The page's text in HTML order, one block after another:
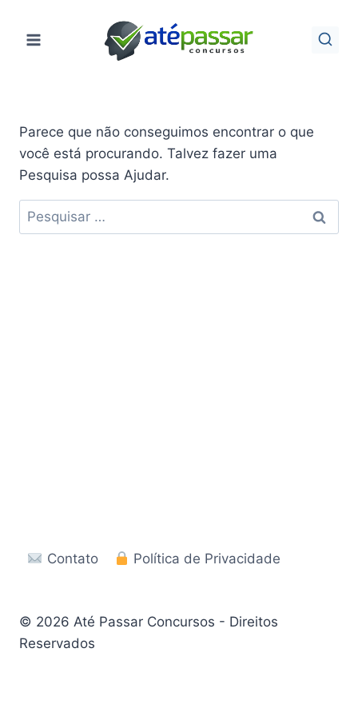
para
Parece que não conseguimos encontrar o que
você está procurando. Talvez fazer uma
Pesquisa possa Ajudar.
Pesquisar
por:
Contato Política de Privacidade
© 2026 Até Passar Concursos - Direitos
Reservados